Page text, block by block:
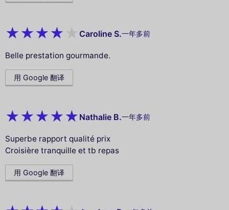
Caroline S.一年多前
Belle prestation gourmande.
用 Google 翻译
Nathalie B.一年多前
Superbe rapport qualité prix
Croisière tranquille et tb repas
用 Google 翻译